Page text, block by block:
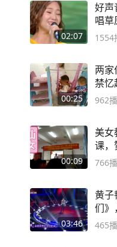
02:07
好声
唱草
不输
1554
00:25
两
禁忆
这，
962
00:09
美女
课，
766
03:46
黄子
们》
465